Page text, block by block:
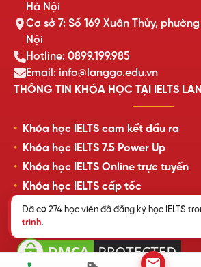
Đã có 274 học viên đã đăng ký học IELTS
Hà Nội
Cơ sở 7: Số 169 Xuân Thủy,
Nội
Hotline: 0899.199.985
Email: info@langgo.edu.vn
THÔNG TIN KHÓA HỌC TẠI IELTS
Khóa học IELTS cam kết đầu ra
Khóa học IELTS 7.5 Power Up
Khóa học IELTS Online trực tuyến
Khóa học IELTS cấp tốc
Lịch khai giảng lớp học mới nhất
Review của học viên LangGo